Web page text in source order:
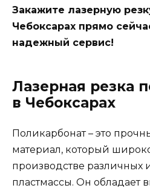
Закажите лазерную
Чебоксарах прямо
надежный сервис!
Лазерная резка
в Чебоксарах
Поликарбонат – это
материал, который
производстве различных
пластмассы. Он обладает